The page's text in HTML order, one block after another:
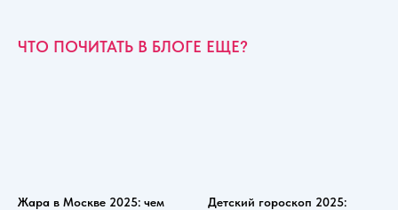
ЧТО ПОЧИТАТЬ В БЛОГЕ ЕЩЕ?
Жара в Москве 2025: чем
Детский гороскоп 2025: